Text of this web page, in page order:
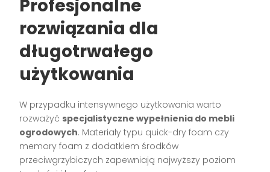
Profesjonalne
rozwiązania dla
długotrwałego
użytkowania
W przypadku intensywnego użytkowania warto
rozważyć specjalistyczne wypełnienia do mebli
ogrodowych. Materiały typu quick-dry foam czy
memory foam z dodatkiem środków
przeciwgrzybiczych zapewniają najwyższy poziom